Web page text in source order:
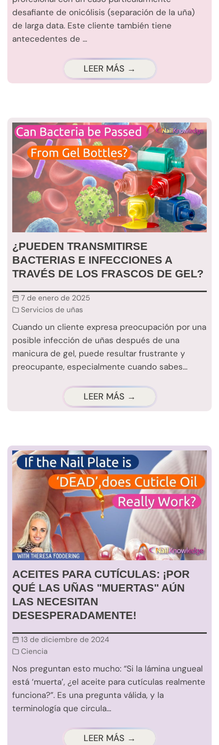
desafiante de onicólisis (separación de la uña)
de larga data. Este cliente también tiene
antecedentes de ...
LEER MÁS →
¿PUEDEN TRANSMITIRSE
BACTERIAS E INFECCIONES A
TRAVÉS DE LOS FRASCOS DE GEL?
7 de enero de 2025
Servicios de uñas
Cuando un cliente expresa preocupación por una
posible infección de uñas después de una
manicura de gel, puede resultar frustrante y
preocupante, especialmente cuando sabes…
LEER MÁS →
ACEITES PARA CUTÍCULAS: ¡POR
QUÉ LAS UÑAS "MUERTAS" AÚN
LAS NECESITAN
DESESPERADAMENTE!
13 de diciembre de 2024
Ciencia
Nos preguntan esto mucho: “Si la lámina ungueal
está ‘muerta’, ¿el aceite para cutículas realmente
funciona?”. Es una pregunta válida, y la
terminología que circula…
LEER MÁS →